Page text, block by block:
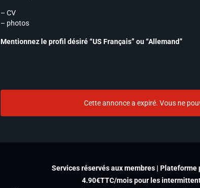
– CV
– photos
Mentionnez le profil désiré “US Français” ou “Allemand”
Cette annonce a expiré. Vous ne
Services réservés aux membres | Plateforme
4.90€TTC/mois pour les